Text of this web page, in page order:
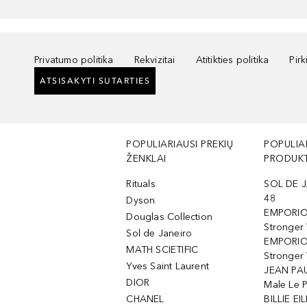
Privatumo politika Rekvizitai Atitikties politika
ATSISAKYTI SUTARTIES
POPULIARIAUSI PREKIŲ
ŽENKLAI
Rituals
Dyson
Douglas Collection
Sol de Janeiro
MATH SCIETIFIC
Yves Saint Laurent
DIOR
CHANEL
SOL DE
48
Stronger
Stronger
JEAN
Male Le
BILLIE